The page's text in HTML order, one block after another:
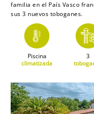
familia en el País Vasco
sus 3 nuevos toboganes.
Piscina
climatizada
3